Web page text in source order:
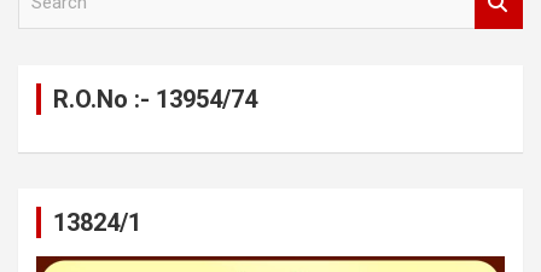
R.O.No :- 13954/74
13824/1